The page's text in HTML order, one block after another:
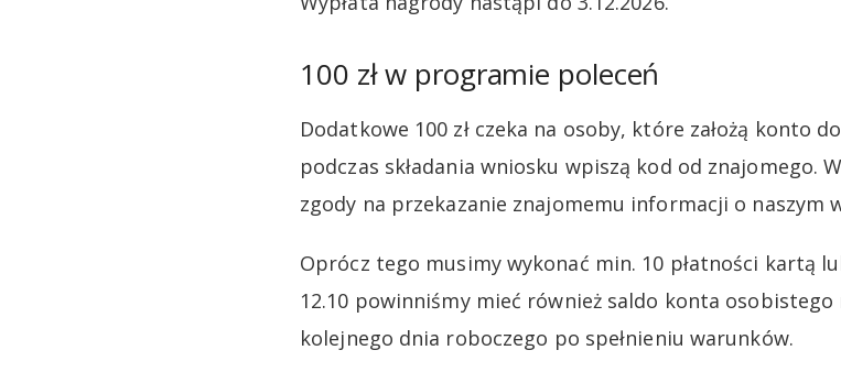
100 zł w programie poleceń
Dodatkowe 100 zł czeka na osoby, które założą konto
podczas składania wniosku wpiszą kod od znajomego.
zgody na przekazanie znajomemu informacji o naszym
Oprócz tego musimy wykonać min. 10 płatności kartą
12.10 powinniśmy mieć również saldo konta osobistego
kolejnego dnia roboczego po spełnieniu warunków.